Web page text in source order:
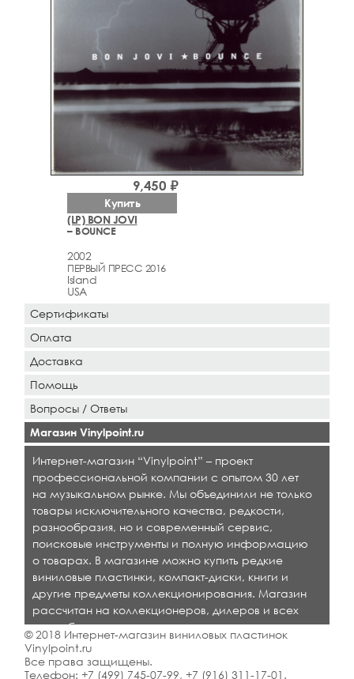
(LP) BON JOVI
– BOUNCE
2002
ПЕРВЫЙ ПРЕСС 2016
Island
USA
9,450 ₽
Купить
Сертификаты
Оплата
Доставка
Помощь
Вопросы / Ответы
Магазин Vinylpoint.ru
Интернет-магазин “Vinylpoint” – проект
профессиональной компании с опытом 30 лет
на музыкальном рынке. Мы объединили не только
товары исключительного качества, редкости,
разнообразия, но и современный сервис,
поисковые инструменты и полную информацию
о товарах. В магазине можно купить редкие
виниловые пластинки, компакт-диски, книги и
другие предметы коллекционирования. Магазин
рассчитан на коллекционеров, дилеров и всех
кто любит качественную музыку.
© 2018 Интернет-магазин виниловых пластинок
Vinylpoint.ru
Все права защищены.
Телефон: +7 (499) 745-07-99, +7 (916) 311-17-01 .